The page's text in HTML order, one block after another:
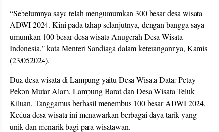
“Sebelumnya saya telah mengumumkan 300 besar desa wisata
ADWI 2024. Kini pada tahap selanjutnya, dengan bangga saya
umumkan 100 besar desa wisata Anugerah Desa Wisata
Indonesia,” kata Menteri Sandiaga dalam keterangannya, Kamis
(23/052024).
Dua desa wisata di Lampung yaitu Desa Wisata Datar Petay
Pekon Mutar Alam, Lampung Barat dan Desa Wisata Teluk
Kiluan, Tanggamus berhasil menembus 100 besar ADWI 2024.
Kedua desa wisata ini menawarkan berbagai daya tarik yang
unik dan menarik bagi para wisatawan.